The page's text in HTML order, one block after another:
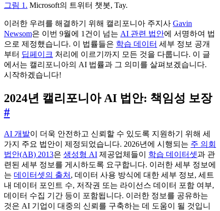
그림 1. Microsoft의 트위터 챗봇, Tay.
이러한 우려를 해결하기 위해 캘리포니아 주지사 Gavin
Newsom은 이번 9월에 1건이 넘는 AI 관련 법안에 서명하여 법
으로 제정했습니다. 이 법률들은 학습 데이터 세부 정보 공개
부터 딥페이크 처리에 이르기까지 모든 것을 다룹니다. 이 글
에서는 캘리포니아의 AI 법률과 그 의미를 살펴보겠습니다.
시작하겠습니다!
2024년 캘리포니아 AI 법안: 책임성 보장
#
AI 개발이 더욱 안전하고 신뢰할 수 있도록 지원하기 위해 세
가지 주요 법안이 제정되었습니다. 2026년에 시행되는 주 의회
법안(AB) 2013은 생성형 AI 제공업체들이 학습 데이터셋과 관
련된 세부 정보를 게시하도록 요구합니다. 이러한 세부 정보에
는 데이터셋의 출처 , 데이터 사용 방식에 대한 세부 정보, 세트
내 데이터 포인트 수, 저작권 또는 라이선스 데이터 포함 여부,
데이터 수집 기간 등이 포함됩니다. 이러한 정보를 공유하는
것은 AI 기업이 대중의 신뢰를 구축하는 데 도움이 될 것입니